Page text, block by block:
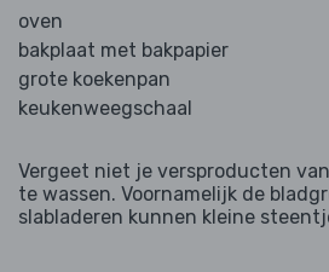
oven
bakplaat met bakpapier
grote koekenpan
keukenweegschaal
Vergeet niet je versproducten
te wassen. Voornamelijk de
slabladeren kunnen kleine